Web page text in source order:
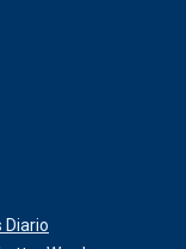
Diario